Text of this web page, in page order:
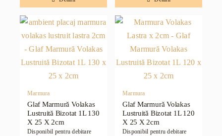
Marmura
Glaf Marmură Volakas
Lustruită Bizotat 1L 130
X 25 X 2cm
Disponibil pentru debitare
Marmura
Glaf Marmură Volakas
Lustruită Bizotat 1L 120
X 25 X 2cm
Disponibil pentru debitare